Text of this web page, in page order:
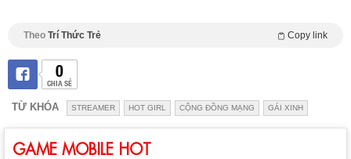
Theo Trí Thức Trẻ Copy link
0
CHIA SẺ
TỪ KHÓA STREAMER HOT GIRL CỘNG ĐỒNG MẠNG GÁI XINH
GAME MOBILE HOT